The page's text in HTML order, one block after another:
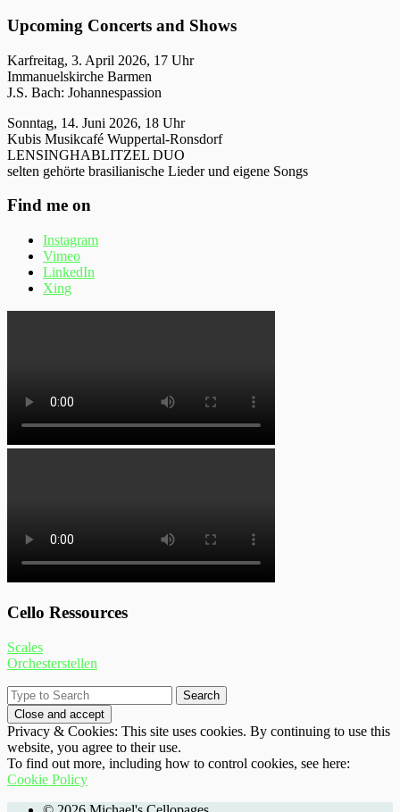
Upcoming Concerts and Shows
Karfreitag, 3. April 2026, 17 Uhr
Immanuelskirche Barmen
J.S. Bach: Johannespassion
Sonntag, 14. Juni 2026, 18 Uhr
Kubis Musikcafé Wuppertal-Ronsdorf
LENSINGHABLITZEL DUO
selten gehörte brasilianische Lieder und eigene Songs
Find me on
Instagram
Vimeo
LinkedIn
Xing
Cello Ressources
Scales
Orchesterstellen
Privacy & Cookies: This site uses cookies. By continuing to use this
website, you agree to their use.
To find out more, including how to control cookies, see here:
Cookie Policy